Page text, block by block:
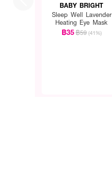
BABY BRIGHT
Sleep Well Lavender
Heating Eye Mask
฿35฿59 (41%)